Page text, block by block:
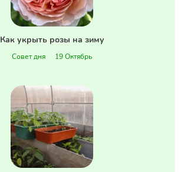
Как укрыть розы на зиму
Совет дня 19 Октябрь